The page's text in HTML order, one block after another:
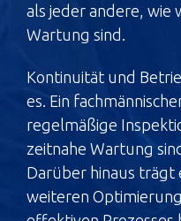
als jeder andere, wie
Wartung sind.
Kontinuität und
es. Ein
regelmäßige
zeitnahe Wartung
Darüber hinaus trägt
weiteren